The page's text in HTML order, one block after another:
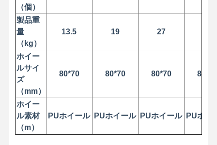
会社案内
クレーンの車輪
（個）
製品重
量
（kg）
13.5 19 27
ホイー
ルサイ
ズ
（mm）
80*70 80*70 80*70 80*70
ホイー
ル素材
（m）
PUホイール PUホイール PUホイール PUホイ